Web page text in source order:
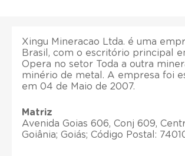
Xingu Mineracao Ltda. é uma
Brasil, com o escritório principal
Opera no setor Toda a outra
minério de metal. A empresa foi
em 04 de Maio de 2007.
Matriz
Avenida Goias 606, Conj 609,
Goiânia; Goiás; Código Postal: